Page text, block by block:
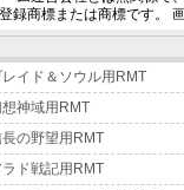
録商標または商標です。
レイド＆ソウル用RMT
神域用RMT
の野望用RMT
ラド戦記用RMT